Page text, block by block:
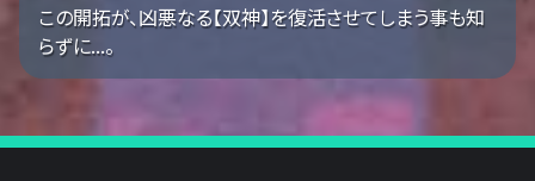
この開拓が、凶悪なる【双神】を復活させてしまう事も知
らずに...。